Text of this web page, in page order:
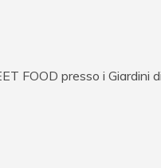
FOOD presso i Giardini